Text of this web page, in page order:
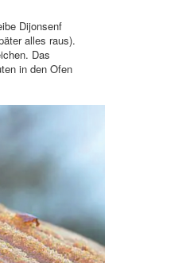
Dijonsenf
alles raus).
Das
in den Ofen